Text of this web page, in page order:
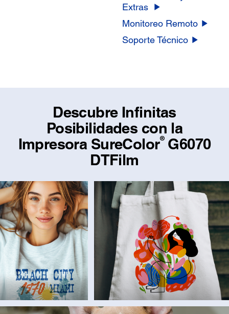
Extras
Monitoreo Remoto
Soporte Técnico
Descubre Infinitas
Posibilidades con la
Impresora SureColor®G6070
DTFilm